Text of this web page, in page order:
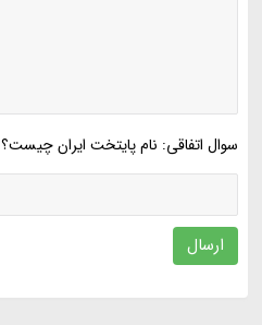
سوال اتفاقی: نام پایتخت ایران چیست؟
ارسال